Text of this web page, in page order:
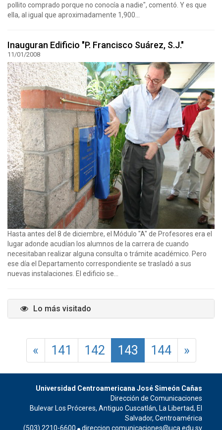
pollito comprado porque no conocía a nadie", comentó. Y es que
ella, al igual que aproximadamente 1,900...
Inauguran Edificio "P. Francisco Suárez, S.J."
11/01/2008
Hasta antes del 8 de diciembre, el Módulo "A" de Profesores era el
lugar adonde acudían los alumnos de la carrera de cuando
necesitaban realizar alguna consulta o trámite académico. Pero
ese día el Departamento correspondiente se trasladó a sus
nuevas instalaciones. El edificio se...
Lo más visitado
« 141 142 143 144 »
Universidad Centroamericana José Simeón Cañas
Dirección de Comunicaciones
Bulevar Los Próceres, Antiguo Cuscatlán, La Libertad, El
Salvador, Centroamérica
(503) 2210-6600
direccion.comunicaciones@uca.edu.sv